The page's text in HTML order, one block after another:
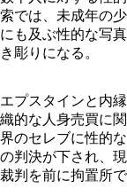
索では、未成年の
にも及ぶ性的な写
き彫りになる。
エプスタインと内
織的な人身売買に
界のセレブに性的
の判決が下され、
裁判を前に拘置所